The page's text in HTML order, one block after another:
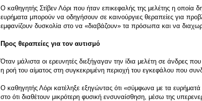
Ο καθηγητής Στίβεν Λόρι που ήταν επικεφαλής της μελέτης η οποία
ευρήματα μπορούν να οδηγήσουν σε καινούργιες θεραπείες για
εμφανίζουν δυσκολία στο να «διαβάζουν» τα πρόσωπα και να
Προς θεραπείες για τον αυτισμό
Όταν μάλιστα οι ερευνητές διεξήγαγαν την ίδια μελέτη σε άνδρες
η ροή του αίματος στη συγκεκριμένη περιοχή του εγκεφάλου που
Ο καθηγητής Λόρι κατέληξε εξηγώντας ότι «σύμφωνα με τα
στο ότι διαθέτουν μικρότερη φυσική ενσυναίσθηση, μέσω της